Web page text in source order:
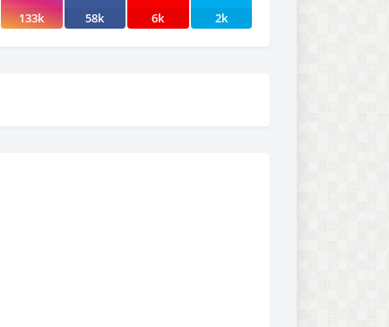
133k 58k 6k 2k